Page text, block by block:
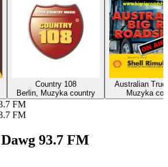
Country 108
Berlin, Muzyka country
Australian
Muzyka
FM
FM
93.7 FM